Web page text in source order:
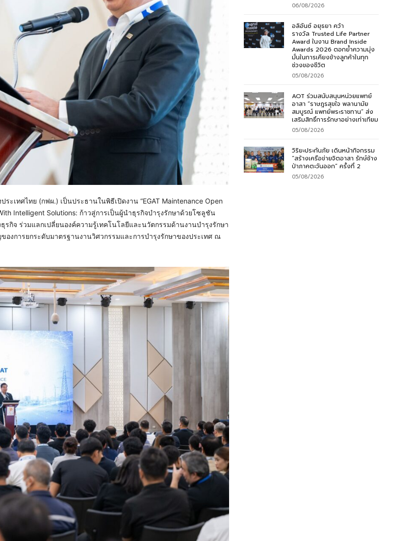
ะเทศไทย (กฟผ.) เป็นประธานในพิธีเปิดงาน “EGAT Maintenance Open
Intelligent Solutions: ก้าวสู่การเป็นผู้นำธุรกิจบำรุงรักษาด้วยโซลูชัน
กิจ ร่วมแลกเปลี่ยนองค์ความรู้เทคโนโลยีและนวัตกรรมด้านงานบำรุงรักษา
งการยกระดับมาตรฐานงานวิศวกรรมและการบำรุงรักษาของประเทศ ณ
06/08/2026
อลิอันซ์ อยุธยา คว้า
รางวัล Trusted Life Partner
Award ในงาน Brand Inside
Awards 2026 ตอกย้ำความมุ่ง
มั่นในการเคียงข้างลูกค้าในทุก
ช่วงของชีวิต
05/08/2026
AOT ร่วมสนับสนุนหน่วยแพทย์
อาสา “ราษฎรสุขใจ พลานามัย
สมบูรณ์ แพทย์พระราชทาน” ส่ง
เสริมสิทธิ์การรักษาอย่างเท่าเทียม
05/08/2026
วิริยะประกันภัย เดินหน้ากิจกรรม
“สร้างเครือข่ายจิตอาสา รักษ์ช้าง
ป่าภาคตะวันออก” ครั้งที่ 2
05/08/2026